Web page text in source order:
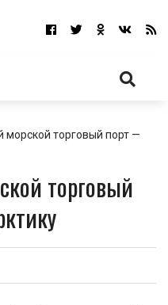
морской торговый порт —
торговый